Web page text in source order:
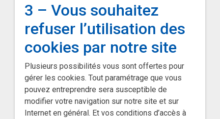
3 – Vous souhaitez
refuser l’utilisation des
cookies par notre site
Plusieurs possibilités vous sont offertes pour
gérer les cookies. Tout paramétrage que vous
pouvez entreprendre sera susceptible de
modifier votre navigation sur notre site et sur
Internet en général. Et vos conditions d’accès à